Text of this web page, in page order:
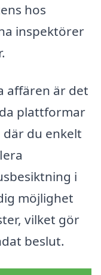
hos
inspektörer
affären är det
plattformar
du enkelt
i
möjlighet
vilket gör
beslut.